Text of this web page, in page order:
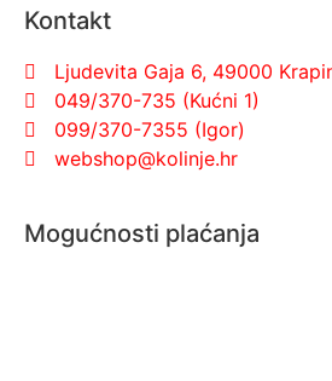
Kontakt
Ljudevita Gaja 6, 49000
049/370-735 (Kućni 1)
099/370-7355 (Igor)
webshop@kolinje.hr
Mogućnosti plaćanja